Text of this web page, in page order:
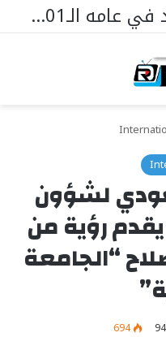
الدكتور مهاتير محمد في عامه الـ101… قائدٌ استثنائي ورمزٌ خالد في مسيرة نهضة ماليزيا.
لشؤون
يقدم رؤية من
“الجامعة
94
694